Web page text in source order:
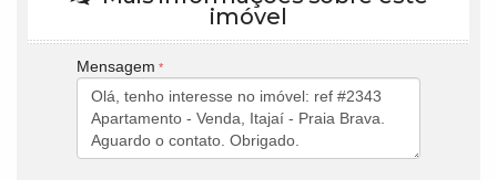
imóvel
Mensagem